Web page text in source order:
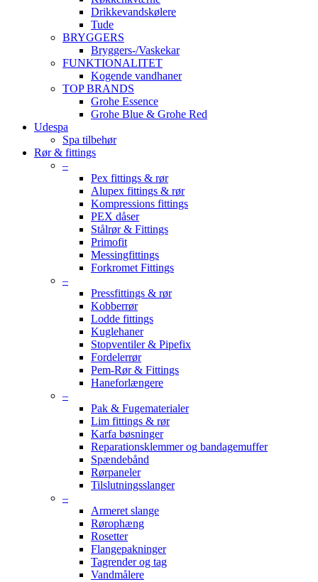
Drikkevandskølere
Tude
BRYGGERS
Bryggers-/Vaskekar
FUNKTIONALITET
Kogende vandhaner
TOP BRANDS
Grohe Essence
Grohe Blue & Grohe Red
Udespa
Spa tilbehør
Rør & fittings
–
Pex fittings & rør
Alupex fittings & rør
Kompressions fittings
PEX dåser
Stålrør & Fittings
Primofit
Messingfittings
Forkromet Fittings
–
Pressfittings & rør
Kobberrør
Lodde fittings
Kuglehaner
Stopventiler & Pipefix
Fordelerrør
Pem-Rør & Fittings
Haneforlængere
–
Pak & Fugematerialer
Lim fittings & rør
Karfa bøsninger
Reparationsklemmer og bandagemuffer
Spændebånd
Rørpaneler
Tilslutningsslanger
–
Armeret slange
Rørophæng
Rosetter
Flangepakninger
Tagrender og tag
Vandmålere